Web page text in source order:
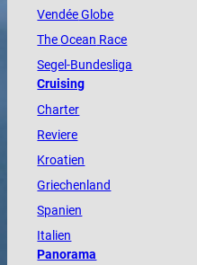
VendéeGlobe
TheOcean Race
Segel-Bundesliga
Cruising
Charter
Reviere
Kroatien
Griechenland
Spanien
Italien
Panorama